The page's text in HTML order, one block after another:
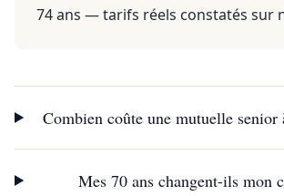
74 ans — tarifs réels constatés sur
Combien coûte une mutuelle senior
Mes 70 ans changent-ils mon